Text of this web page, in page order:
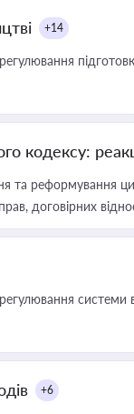
+14
кодексу:
та реформування
договірних
системи
+6